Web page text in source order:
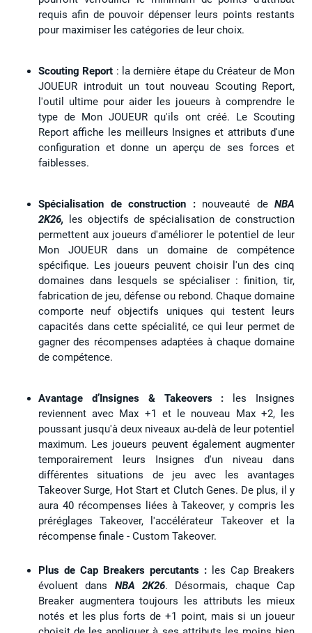
requis afin de pouvoir dépenser leurs points restants
pour maximiser les catégories de leur choix.
Scouting Report : la dernière étape du Créateur de Mon
JOUEUR introduit un tout nouveau Scouting Report,
l'outil ultime pour aider les joueurs à comprendre le
type de Mon JOUEUR qu'ils ont créé. Le Scouting
Report affiche les meilleurs Insignes et attributs d'une
configuration et donne un aperçu de ses forces et
faiblesses.
Spécialisation de construction : nouveauté de NBA
2K26,
les objectifs de spécialisation de construction
permettent aux joueurs d'améliorer le potentiel de leur
Mon JOUEUR dans un domaine de compétence
spécifique. Les joueurs peuvent choisir l'un des cinq
domaines dans lesquels se spécialiser : finition, tir,
fabrication de jeu, défense ou rebond. Chaque domaine
comporte neuf objectifs uniques qui testent leurs
capacités dans cette spécialité, ce qui leur permet de
gagner des récompenses adaptées à chaque domaine
de compétence.
Avantage d’Insignes & Takeovers :
les Insignes
reviennent avec Max +1 et le nouveau Max +2, les
poussant jusqu'à deux niveaux au-delà de leur potentiel
maximum. Les joueurs peuvent également augmenter
temporairement leurs Insignes d'un niveau dans
différentes situations de jeu avec les avantages
Takeover Surge, Hot Start et Clutch Genes. De plus, il y
aura 40 récompenses liées à Takeover, y compris les
préréglages Takeover, l'accélérateur Takeover et la
récompense finale - Custom Takeover.
Plus de Cap Breakers percutants :
les Cap Breakers
évoluent dans NBA 2K26. Désormais, chaque Cap
Breaker augmentera toujours les attributs les mieux
notés et les plus forts de +1 point, mais si un joueur